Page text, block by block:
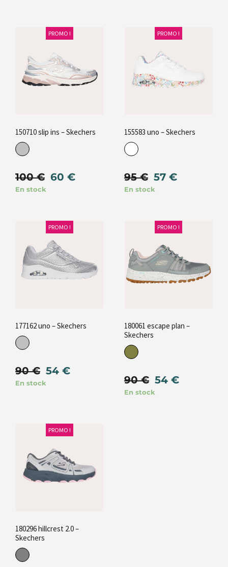
PROMO !
150710 slip ins – Skechers
100€ 60 €
En stock
PROMO !
155583 uno – Skechers
95€ 57 €
En stock
PROMO !
177162 uno – Skechers
90€ 54 €
En stock
PROMO !
180061 escape plan –
Skechers
90€ 54 €
En stock
PROMO !
180296 hillcrest 2.0 –
Skechers